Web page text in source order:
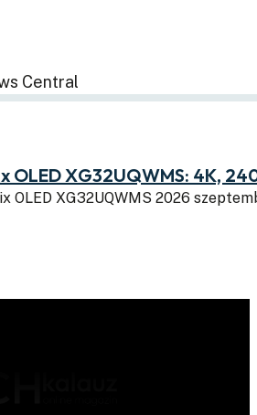
Central
OLED XG32UQWMS: 4K,
OLED XG32UQWMS 2026